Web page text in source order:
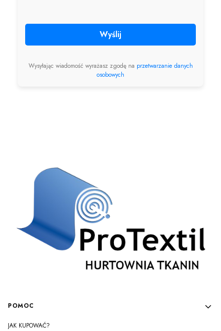
Wyślij
Wysyłając wiadomość wyrażasz zgodę na przetwarzanie danych
osobowych
Linki w stopce
POMOC
JAK KUPOWAĆ?